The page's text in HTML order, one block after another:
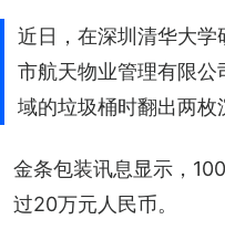
近日，在深圳清华大学
市航天物业管理有限
域的垃圾桶时翻出两枚
金条包装讯息显示，
过20万元人民币。